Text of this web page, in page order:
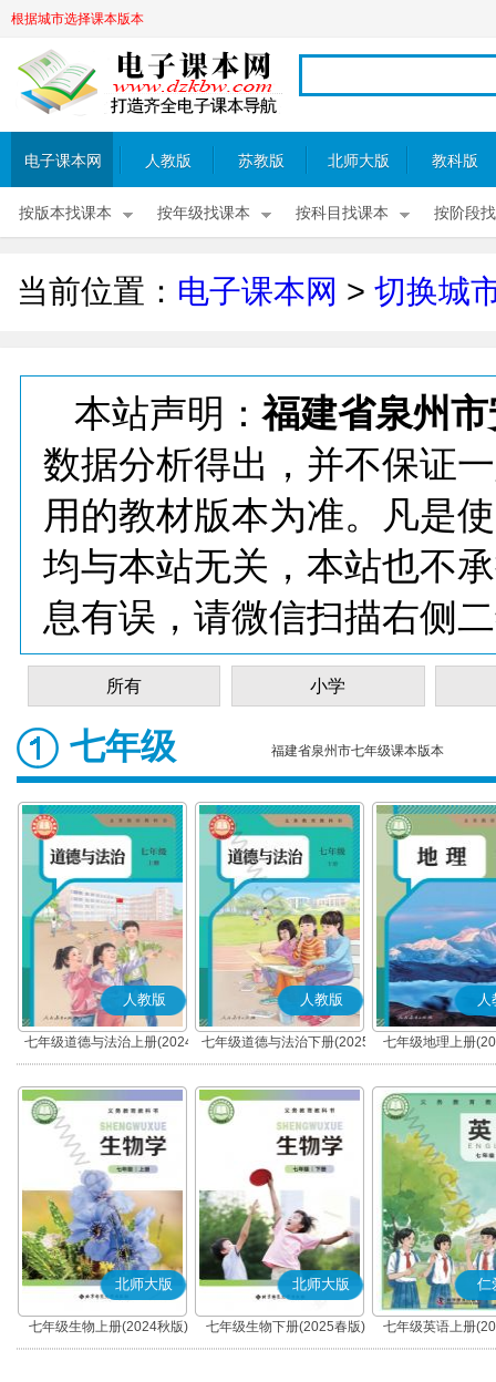
根据城市选择课本版本
电子课本网 人教版 苏教版 北师大版 教科版
按版本找课本 按年级找课本 按科目找课本 按阶段
当前位置： 电子课本网 > 切换城
本站声明：福建省泉州
数据分析得出，并不保证
用的教材版本为准。凡是
均与本站无关，本站也不
息有误，请微信扫描右侧
所有 小学
七年级 福建省泉州市七年级课本版本
人教版
七年级道德与法治上册(2024
秋版)(部编版)
人教版
七年级道德与法治下册(2025
春版)(部编版)
人
七年级地理上册
北师大版
七年级生物上册(2024秋版)
北师大版
七年级生物下册(2025春版)
仁
七年级英语上册
(科普版)